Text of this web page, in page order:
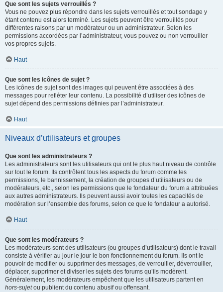
Que sont les sujets verrouillés ?
Vous ne pouvez plus répondre dans les sujets verrouillés et tout sondage y
étant contenu est alors terminé. Les sujets peuvent être verrouillés pour
différentes raisons par un modérateur ou un administrateur. Selon les
permissions accordées par l’administrateur, vous pouvez ou non verrouiller
vos propres sujets.
Haut
Que sont les icônes de sujet ?
Les icônes de sujet sont des images qui peuvent être associées à des
messages pour refléter leur contenu. La possibilité d’utiliser des icônes de
sujet dépend des permissions définies par l’administrateur.
Haut
Niveaux d’utilisateurs et groupes
Que sont les administrateurs ?
Les administrateurs sont les utilisateurs qui ont le plus haut niveau de contrôle
sur tout le forum. Ils contrôlent tous les aspects du forum comme les
permissions, le bannissement, la création de groupes d’utilisateurs ou de
modérateurs, etc., selon les permissions que le fondateur du forum a attribuées
aux autres administrateurs. Ils peuvent aussi avoir toutes les capacités de
modération sur l’ensemble des forums, selon ce que le fondateur a autorisé.
Haut
Que sont les modérateurs ?
Les modérateurs sont des utilisateurs (ou groupes d’utilisateurs) dont le travail
consiste à vérifier au jour le jour le bon fonctionnement du forum. Ils ont le
pouvoir de modifier ou supprimer des messages, de verrouiller, déverrouiller,
déplacer, supprimer et diviser les sujets des forums qu’ils modèrent.
Généralement, les modérateurs empêchent que les utilisateurs partent en
hors-sujetou publient du contenu abusif ou offensant.